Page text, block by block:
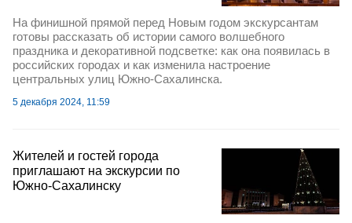
На финишной прямой перед Новым годом экскурсантам
готовы рассказать об истории самого волшебного
праздника и декоративной подсветке: как она появилась в
российских городах и как изменила настроение
центральных улиц Южно-Сахалинска.
5 декабря 2024, 11:59
Жителей и гостей города
приглашают на экскурсии по
Южно-Сахалинску